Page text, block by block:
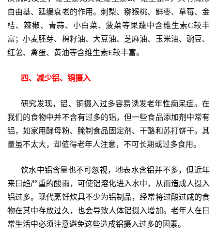
自由基、延缓衰老的作用。刺梨、猕猴桃、鲜枣、草莓、金
桔、辣椒、青蒜、小白菜、菠菜等果蔬中含维生素C较丰
富；小麦胚芽、棉籽油、大豆油、芝麻油、玉米油、豌豆、
红薯、禽蛋、黄油等含维生素E较丰富。
四、减少铝、铜摄入
研究发现，铝、铜摄入过多容易诱发老年性痴呆症。在
我们的食物中并不含有过多的铝，但一些食品添加剂中常有
铝，如家用酵母粉、腌制食品固定剂、干酪和苏打饼干。其
量虽不太大，却值得老年人注意，不可长期或过多食用。
饮水中铝含量也不可忽视，地表水含铝并不多，但近年
来日趋严重的酸雨，可使铝溶化进入水中，从而造成人摄入
铝过多。现代烹饪炊具不少为铝制品，经常将过酸过咸的食
物在其中存放过久，也会导致人体铝摄入增加。老年人在日
常生活中必须注意避免这些造成铝摄入过多的因素。